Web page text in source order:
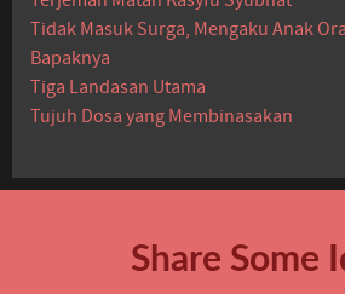
Tidak Masuk Surga, Mengaku Anak
Bapaknya
Tiga Landasan Utama
Tujuh Dosa yang Membinasakan
Share Some